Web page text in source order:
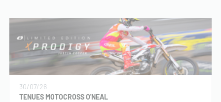
30/07/26
TENUES MOTOCROSS O'NEAL